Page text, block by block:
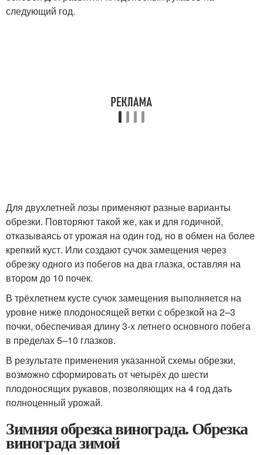
следующий год.
Для двухлетней лозы применяют разные варианты
обрезки. Повторяют такой же, как и для годичной,
отказываясь от урожая на один год, но в обмен на более
крепкий куст. Или создают сучок замещения через
обрезку одного из побегов на два глазка, оставляя на
втором до 10 почек.
В трёхлетнем кусте сучок замещения выполняется на
уровне ниже плодоносящей ветки с обрезкой на 2–3
почки, обеспечивая длину 3-х летнего основного побега
в пределах 5–10 глазков.
В результате применения указанной схемы обрезки,
возможно сформировать от четырёх до шести
плодоносящих рукавов, позволяющих на 4 год дать
полноценный урожай.
Зимняя обрезка винограда. Обрезка
винограда зимой